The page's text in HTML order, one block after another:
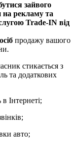
зайвого
на рекламу та
Trade-IN від
продажу вашого
стикається з
та додаткових
Інтернеті;
авто;